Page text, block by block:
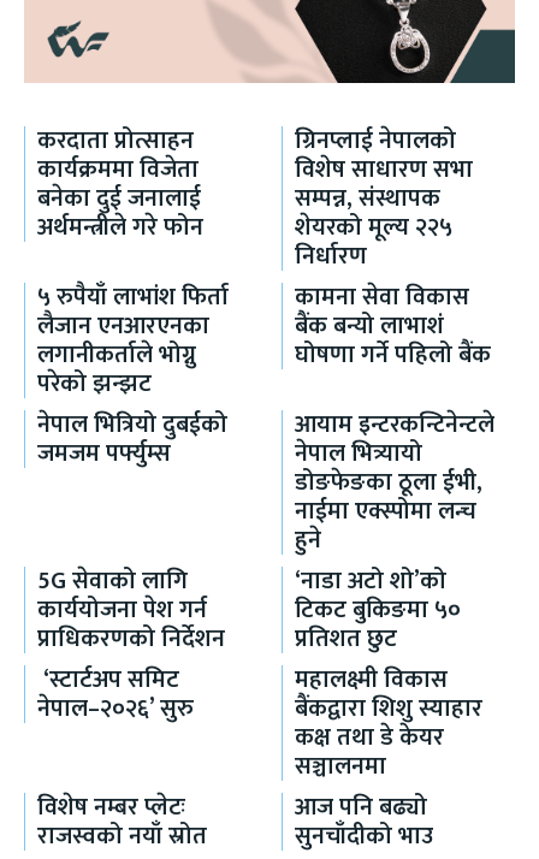
करदाता प्रोत्साहन
कार्यक्रममा विजेता
बनेका दुई जनालाई
अर्थमन्त्रीले गरे फोन
ग्रिनप्लाई नेपालको
विशेष साधारण सभा
सम्पन्न, संस्थापक
शेयरको मूल्य २२५
निर्धारण
५ रुपैयाँ लाभांश फिर्ता
लैजान एनआरएनका
लगानीकर्ताले भोग्नु
परेको झन्झट
कामना सेवा विकास
बैंक बन्यो लाभाशं
घोषणा गर्ने पहिलो बैंक
नेपाल भित्रियो दुबईको
जमजम पर्फ्युम्स
आयाम इन्टरकन्टिनेन्टले
नेपाल भित्र्यायो
डोङफेङका ठूला ईभी,
नाईमा एक्स्पोमा लन्च
हुने
5G सेवाको लागि
कार्ययोजना पेश गर्न
प्राधिकरणको निर्देशन
‘नाडा अटो शो’को
टिकट बुकिङमा ५०
प्रतिशत छुट
‘स्टार्टअप समिट
नेपाल–२०२६’ सुरु
महालक्ष्मी विकास
बैंकद्वारा शिशु स्याहार
कक्ष तथा डे केयर
सञ्चालनमा
विशेष नम्बर प्लेटः
राजस्वको नयाँ स्रोत
आज पनि बढ्यो
सुनचाँदीको भाउ